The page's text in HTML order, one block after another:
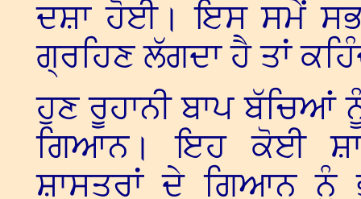
ਦਸ਼ਾ ਹੋਈ। ਇਸ ਸਮੇਂ ਸਭ
ਗ੍ਰਹਿਣ ਲੱਗਦਾ ਹੈ ਤਾਂ
ਹੁਣ ਰੂਹਾਨੀ ਬਾਪ ਬੱਚਿਆਂ
ਗਿਆਨ। ਇਹ ਕੋਈ
ਸ਼ਾਸਤਰਾਂ ਦੇ ਗਿਆਨ ਨੂੰ